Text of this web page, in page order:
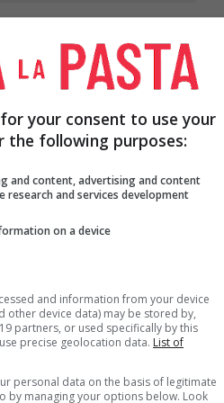
illatte
e frullate per circa
bicchieri, mettete 2
tra tutte le tipologie di ricette,
your consent to use your
the following purposes:
and content, advertising and content
research and services development
on a device
and information from your device
other device data) may be stored by,
partners, or used specifically by this
precise geolocation data. List of
personal data on the basis of legitimate
by managing your options below. Look